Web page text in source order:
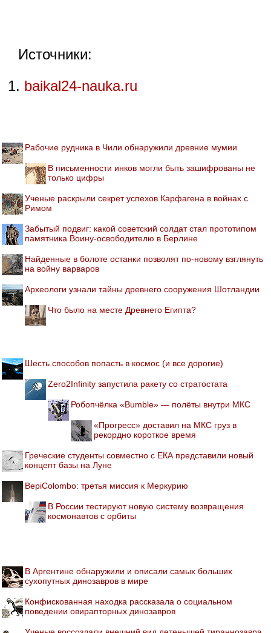
Источники:
baikal24-nauka.ru
Рабочие рудника в Чили обнаружили древние мумии
В письменности инков могли быть зашифрованы не
только цифры
Ученые раскрыли секрет успехов Карфагена в войнах с
Римом
Забытый подвиг: какой советский солдат стал прототипом
памятника Воину-освободителю в Берлине
Найденные в болоте останки позволят по-новому взглянуть
на войну варваров
Археологи узнали тайны древнего сооружения Шотландии
Что было на месте Древнего Египта?
Шесть способов попасть в космос (и все дорогие)
Zero2Infinity запустила ракету со стратостата
Робопчёлка «Bumble» — полёты внутри МКС
«Прогресс» доставил на МКС груз в
рекордно короткое время
Греческие студенты совместно с ЕКА представили новый
концепт базы на Луне
BepiColombo: третья миссия к Меркурию
В России тестируют новую систему возвращения
космонавтов с орбиты
В Аргентине обнаружили и описали самых больших
сухопутных динозавров в мире
Конфискованная находка рассказала о социальном
поведении овирапторных динозавров